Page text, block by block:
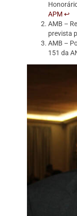
APM ↩
AMB –
prevista
AMB –
151 da